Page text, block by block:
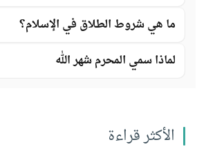
ما هي شروط الطلاق في الإسلام؟
لماذا سمي المحرم شهر الله
الأكثر قراءة